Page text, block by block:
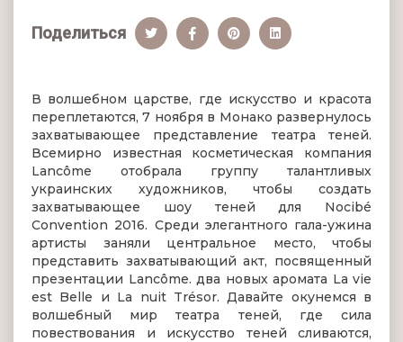
Поделиться
В волшебном царстве, где искусство и красота
переплетаются, 7 ноября в Монако развернулось
захватывающее представление театра теней.
Всемирно известная косметическая компания
Lancôme отобрала группу талантливых
украинских художников, чтобы создать
захватывающее шоу теней для Nocibé
Convention 2016. Среди элегантного гала-ужина
артисты заняли центральное место, чтобы
представить захватывающий акт, посвященный
презентации Lancôme. два новых аромата La vie
est Belle и La nuit Trésor. Давайте окунемся в
волшебный мир театра теней, где сила
повествования и искусство теней сливаются,